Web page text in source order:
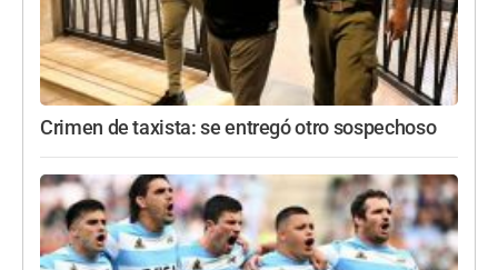
Crimen de taxista: se entregó otro sospechoso